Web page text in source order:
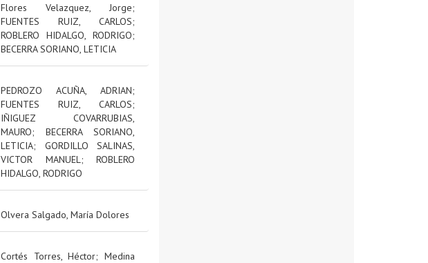
Flores Velazquez, Jorge;
FUENTES RUIZ, CARLOS;
ROBLERO HIDALGO, RODRIGO;
BECERRA SORIANO, LETICIA
PEDROZO ACUÑA, ADRIAN;
FUENTES RUIZ, CARLOS;
IÑIGUEZ COVARRUBIAS,
MAURO; BECERRA SORIANO,
LETICIA; GORDILLO SALINAS,
VICTOR MANUEL; ROBLERO
HIDALGO, RODRIGO
Olvera Salgado, María Dolores
Cortés Torres, Héctor;Medina